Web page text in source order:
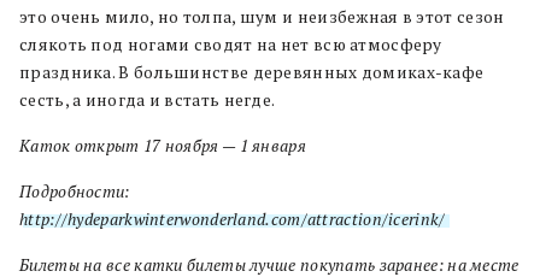
это очень мило, но толпа, шум и неизбежная в этот сезон
слякоть под ногами сводят на нет всю атмосферу
праздника. В большинстве деревянных домиках-кафе
сесть, а иногда и встать негде.
Каток открыт 17 ноября — 1 января
Подробности:
http://hydeparkwinterwonderland.com/attraction/icerink/
Билеты на все катки билеты лучше покупать заранее: на месте